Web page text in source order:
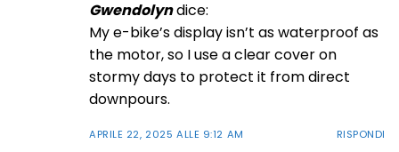
Gwendolyndice:
My e-bike’s display isn’t as waterproof as
the motor, so I use a clear cover on
stormy days to protect it from direct
downpours.
APRILE 22, 2025 ALLE 9:12 AM RISPONDI